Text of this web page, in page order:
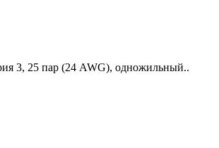
3, 25 пар (24 AWG), одножильный..